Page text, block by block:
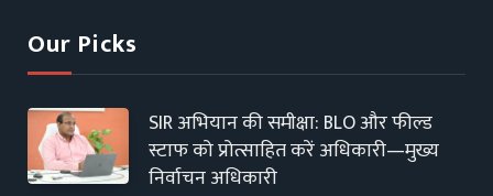
Our Picks
SIR अभियान की समीक्षा: BLO और फील्ड
स्टाफ को प्रोत्साहित करें अधिकारी—मुख्य
निर्वाचन अधिकारी